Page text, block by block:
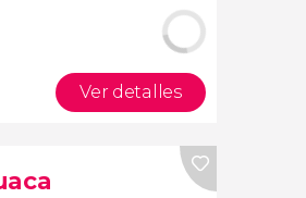
Ver detalles